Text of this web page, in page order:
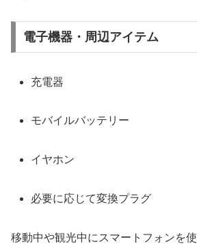
電子機器・周辺アイテム
充電器
モバイルバッテリー
イヤホン
必要に応じて変換プラグ
移動中や観光中にスマートフォンを